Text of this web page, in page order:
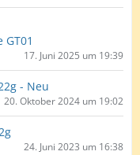
17. Juni 2025 um 19:39
- Neu
20. Oktober 2024 um 19:02
24. Juni 2023 um 16:38